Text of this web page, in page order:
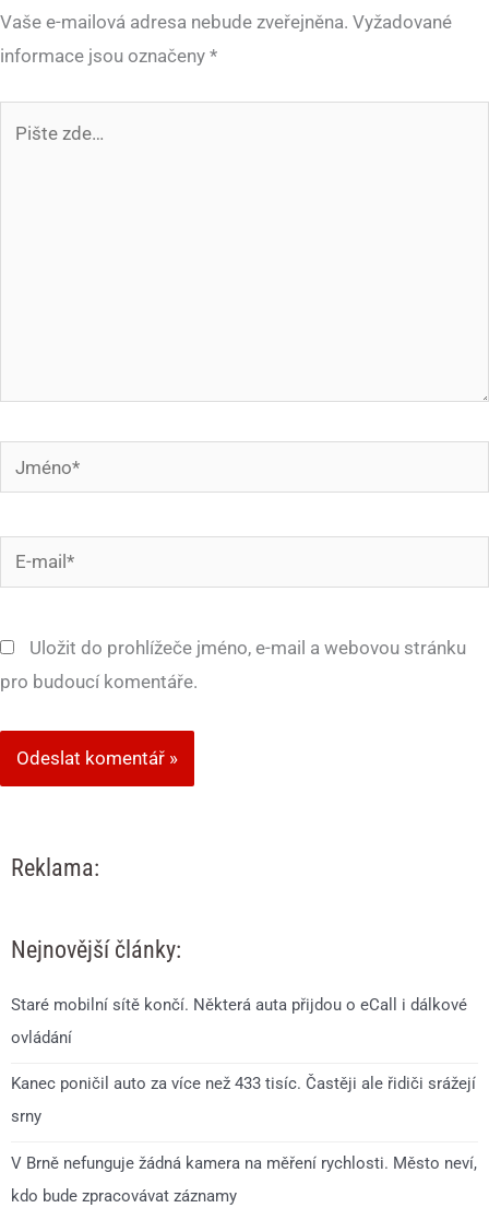
Vaše e-mailová adresa nebude zveřejněna. Vyžadované
informace jsou označeny *
Jméno*
mail*
Uložit do prohlížeče jméno, e-mail a webovou stránku
pro budoucí komentáře.
Reklama:
Nejnovější články:
Staré mobilní sítě končí. Některá auta přijdou o eCall i dálkové
ovládání
Kanec poničil auto za více než 433 tisíc. Častěji ale řidiči srážejí
srny
V Brně nefunguje žádná kamera na měření rychlosti. Město neví,
kdo bude zpracovávat záznamy